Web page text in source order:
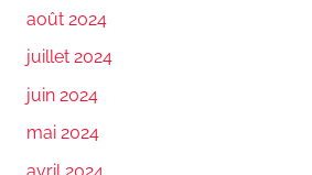
août 2024
juillet 2024
juin 2024
mai 2024
avril 2024